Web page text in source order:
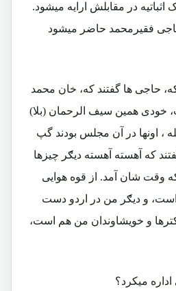
اثباتیه در مقابلش ارایه میشود.
فقیرمحمد حاضر میشود
حاجی ها گفتند که، خان محمد
خودی همین سیف الرحمان (بلا)
، اونها در آن مجلس بودند گپ
که آهسته آهسته دیګر چیزها
وقت شان آمد. از قوه هوایی
و دیګر من در اردو دست
و خویشاوندان من هم است،
میکرد؟